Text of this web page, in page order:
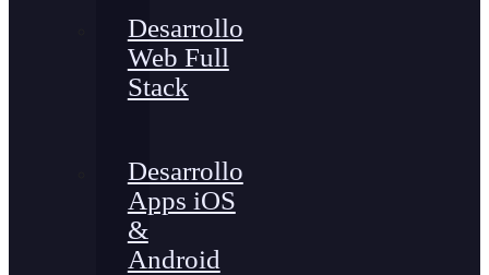
Desarrollo
Web Full
Stack
Desarrollo
Apps iOS
&
Android